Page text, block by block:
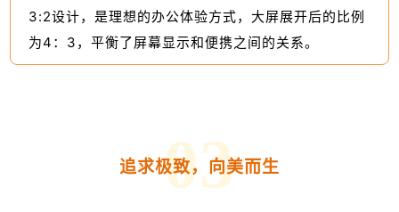
3:2设计，是理想的办公体验方式，大屏展开后的比例
为4：3，平衡了屏幕显示和便携之间的关系。
03
追求极致，向美而生